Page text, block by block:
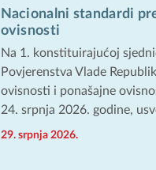
Nacionalni standardi
ovisnosti
Na 1. konstituirajućoj
Povjerenstva Vlade
ovisnosti i ponašajne
24. srpnja 2026. godine,
29. srpnja 2026.